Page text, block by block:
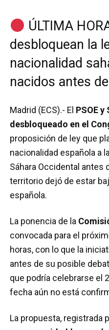
ÚLTIMA
desbloquean la
nacionalidad
nacidos antes
Madrid (ECS).- El PSOE y
desbloqueado en el
proposición de ley que
nacionalidad española a
Sáhara Occidental antes
territorio dejó de estar
española.
La ponencia de la
convocada para el
horas, con lo que la
antes de su posible
que podría celebrarse el
fecha aún no está
La propuesta, registrada